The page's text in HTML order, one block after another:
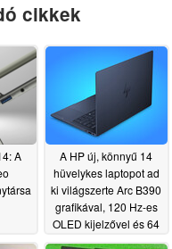
cikkek
A
A HP új, könnyű 14
hüvelykes laptopot ad
ki világszerte Arc B390
grafikával, 120 Hz-es
OLED kijelzővel és 64
GB RAM-mal05/29/2026